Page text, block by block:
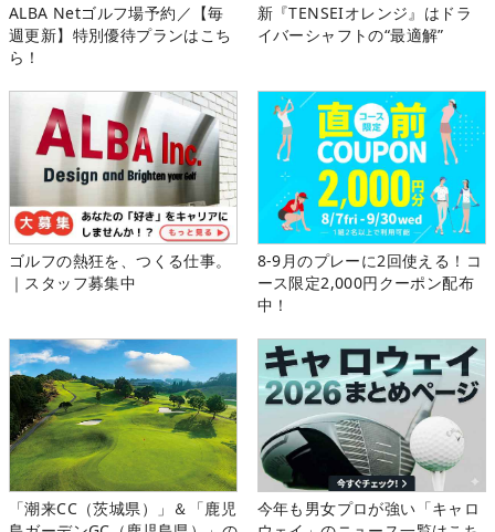
ALBA Netゴルフ場予約／【毎
週更新】特別優待プランはこち
ら！
新『TENSEIオレンジ』はドラ
イバーシャフトの“最適解”
ゴルフの熱狂を、つくる仕事。
｜スタッフ募集中
8-9月のプレーに2回使える！コ
ース限定2,000円クーポン配布
中！
「潮来CC（茨城県）」＆「鹿児
今年も男女プロが強い「キャロ